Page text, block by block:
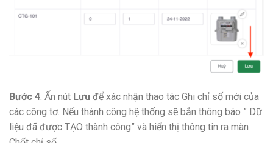
Bước 4: Ấn nút Lưu để xác nhận thao tác Ghi chỉ số mới của
các công tơ. Nếu thành công hệ thống sẽ bắn thông báo ” Dữ
liệu đã được TẠO thành công” và hiển thị thông tin ra màn